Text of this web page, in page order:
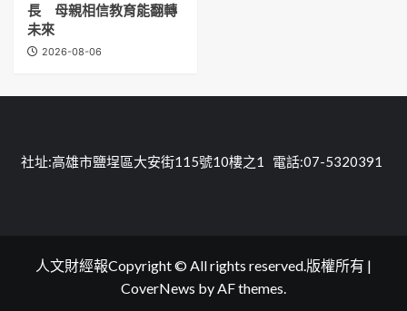
長 母親相信教育能翻轉
未來
2026-08-06
社址:高雄市鹽埕區大安街115號10樓之1 電話:07-5320391
人文財經報Copyright © All rights reserved.版權所有 |
CoverNews by AF themes.